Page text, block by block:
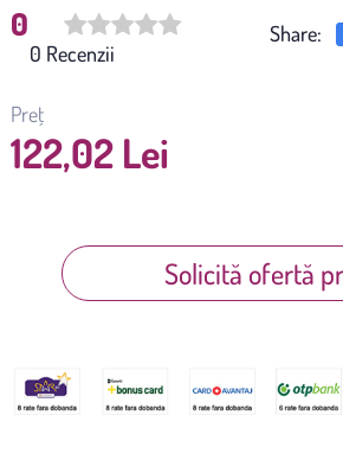
0
0
Share:
Preț
122,02 Lei
Solicită ofertă